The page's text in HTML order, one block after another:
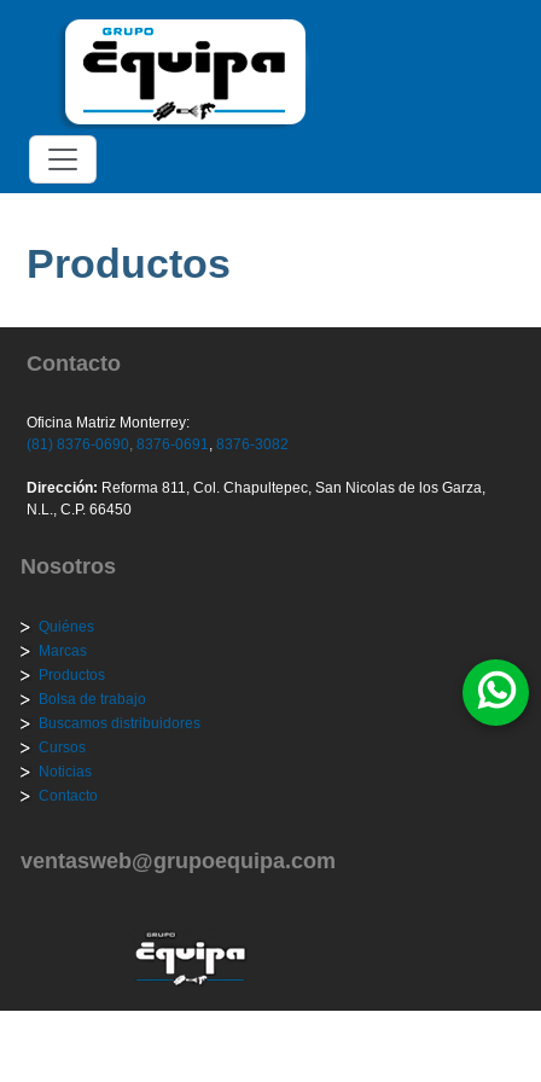
Productos
Contacto
Oficina Matriz Monterrey:
(81) 8376-0690, 8376-0691, 8376-3082
Dirección: Reforma 811, Col. Chapultepec, San Nicolas de los Garza,
N.L., C.P. 66450
Nosotros
Quiénes
Marcas
Productos
Bolsa de trabajo
Buscamos distribuidores
Cursos
Noticias
Contacto
ventasweb@grupoequipa.com